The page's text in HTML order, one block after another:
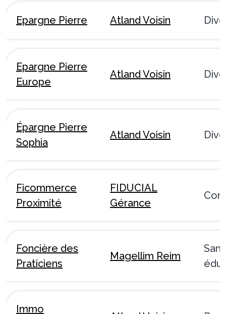
Epargne Pierre Atland Voisin
Epargne Pierre
Europe
Atland Voisin
Épargne Pierre
Sophia
Atland Voisin
Ficommerce
Proximité
FIDUCIAL
Gérance
Foncière des
Praticiens
Magellim Reim
Immo